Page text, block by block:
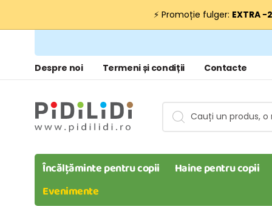
⚡ Promoție fulger: EXTRA
Despre noi Termeni și condiții Contacte
Încălțăminte pentru copii Haine pentru copii
Evenimente